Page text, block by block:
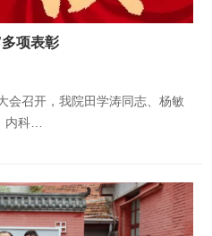
项表彰
会召开，我院田学涛同志、杨敏
内科…